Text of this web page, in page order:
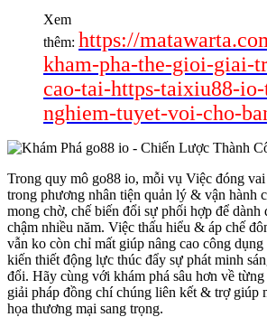
Xem
thêm: https://
kham-pha-the-gioi-giai-
cao-tai-https-taixiu88-
nghiem-tuyet-voi-cho-
Trong quy mô go88 io, mỗi vụ Việc đóng
trong phương nhân tiện quản lý & vận hành
mong chờ, chế biến đổi sự phối hợp để
chậm nhiều năm. Việc thấu hiểu & áp chế
vẫn ko còn chỉ mất giúp nâng cao công
kiến thiết động lực thúc đẩy sự phát minh
đổi. Hãy cùng với khám phá sâu hơn về
giải pháp đồng chí chúng liên kết & trợ giúp
họa thương mại sang trọng.